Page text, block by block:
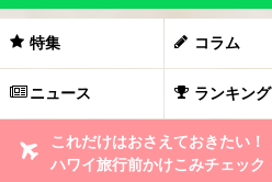
特集 コラム
ニュース ランキング
これだけはおさえておきたい！
ハワイ旅行前かけこみチェック